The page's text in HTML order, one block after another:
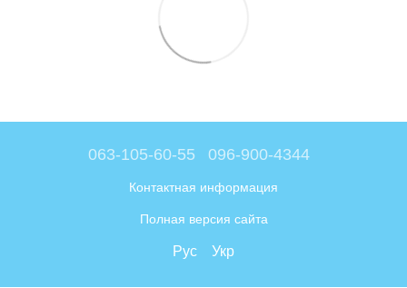
063-105-60-55 096-900-4344
Контактная информация
Полная версия сайта
Рус Укр